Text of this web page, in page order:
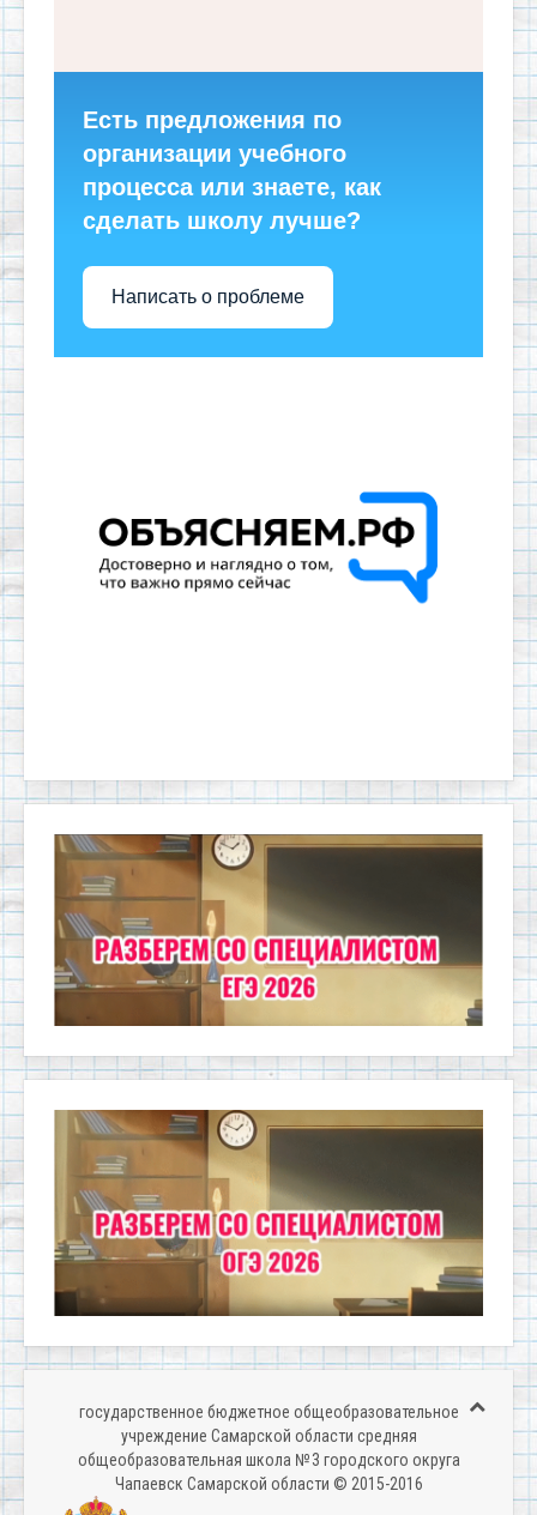
Есть предложения по
организации учебного
процесса или знаете, как
сделать школу лучше?
Написать о проблеме
государственное бюджетное общеобразовательное
учреждение Самарской области средняя
общеобразовательная школа № 3 городского округа
Чапаевск Самарской области © 2015-2016